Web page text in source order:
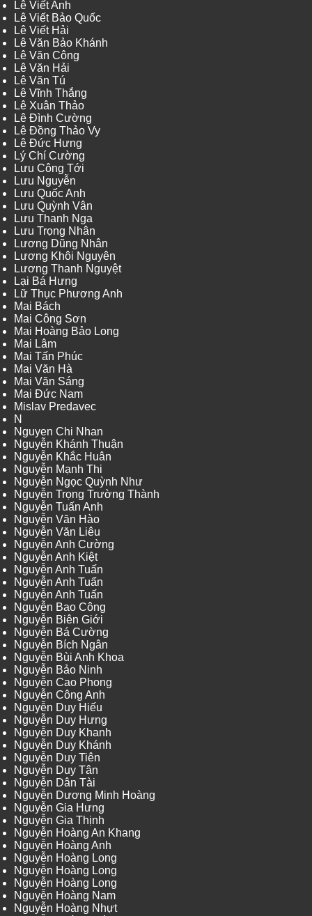
Lê Viết Anh
Lê Viết Bảo Quốc
Lê Viết Hải
Lê Văn Bảo Khánh
Lê Văn Công
Lê Văn Hải
Lê Văn Tú
Lê Vĩnh Thắng
Lê Xuân Thảo
Lê Đình Cường
Lê Đồng Thảo Vy
Lê Đức Hưng
Lý Chí Cường
Lưu Công Tới
Lưu Nguyễn
Lưu Quốc Anh
Lưu Quỳnh Vân
Lưu Thanh Nga
Lưu Trọng Nhân
Lương Dũng Nhân
Lương Khôi Nguyên
Lương Thanh Nguyệt
Lại Bá Hưng
Lữ Thục Phương Anh
Mai Bách
Mai Công Sơn
Mai Hoàng Bảo Long
Mai Lâm
Mai Tấn Phúc
Mai Văn Hà
Mai Văn Sáng
Mai Đức Nam
Mislav Predavec
N
Nguyen Chi Nhan
Nguyễn Khánh Thuận
Nguyễn Khắc Huân
Nguyễn Mạnh Thi
Nguyễn Ngọc Quỳnh Như
Nguyễn Trọng Trường Thành
Nguyễn Tuấn Anh
Nguyễn Văn Hào
Nguyễn Văn Liêu
Nguyễn Anh Cường
Nguyễn Anh Kiệt
Nguyễn Anh Tuấn
Nguyễn Anh Tuấn
Nguyễn Anh Tuấn
Nguyễn Bao Công
Nguyễn Biên Giới
Nguyễn Bá Cường
Nguyễn Bích Ngân
Nguyễn Bùi Anh Khoa
Nguyễn Bảo Ninh
Nguyễn Cao Phong
Nguyễn Công Anh
Nguyễn Duy Hiếu
Nguyễn Duy Hưng
Nguyễn Duy Khanh
Nguyễn Duy Khánh
Nguyễn Duy Tiên
Nguyễn Duy Tân
Nguyễn Dân Tài
Nguyễn Dương Minh Hoàng
Nguyễn Gia Hưng
Nguyễn Gia Thịnh
Nguyễn Hoàng An Khang
Nguyễn Hoàng Anh
Nguyễn Hoàng Long
Nguyễn Hoàng Long
Nguyễn Hoàng Long
Nguyễn Hoàng Nam
Nguyễn Hoàng Nhựt